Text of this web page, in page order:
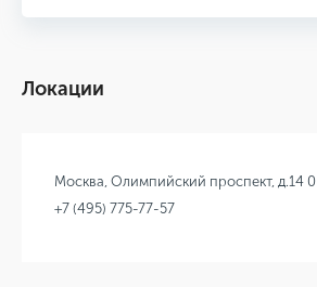
Локации
Москва, Олимпийский проспект, д.14 0
+7 (495) 775-77-57